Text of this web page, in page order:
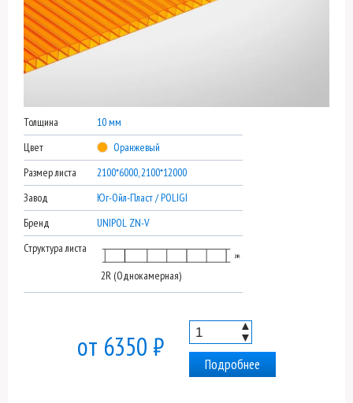
Толщина
10 мм
Цвет
Оранжевый
Размер листа
2100*6000, 2100*12000
Завод
Юг-Ойл-Пласт / POLIGI
Бренд
UNIPOL ZN-V
Структура листа
2R (Однокамерная)
от 6350 ₽
▲
▼
Подробнее